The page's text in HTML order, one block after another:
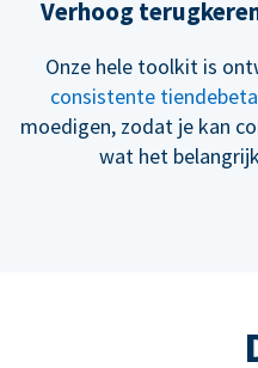
Verhoog
Onze hele toolkit is
consistente
moedigen, zodat je kan
wat het